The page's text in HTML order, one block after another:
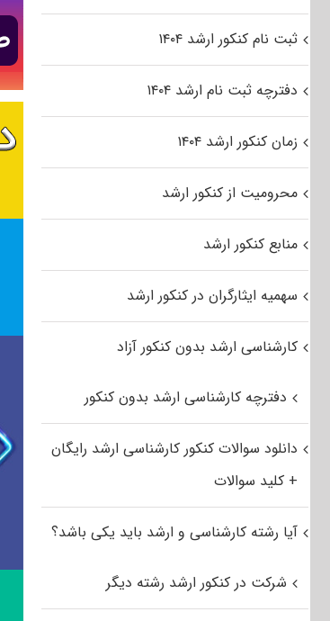
ثبت نام کنکور ارشد ۱۴۰۴
دفترچه ثبت نام ارشد ۱۴۰۴
زمان کنکور ارشد ۱۴۰۴
محرومیت از کنکور ارشد
منابع کنکور ارشد
سهمیه ایثارگران در کنکور ارشد
کارشناسی ارشد بدون کنکور آزاد
دفترچه کارشناسی ارشد بدون کنکور
دانلود سوالات کنکور کارشناسی ارشد رایگان
+ کلید سوالات
آیا رشته کارشناسی و ارشد باید یکی باشد؟
شرکت در کنکور ارشد رشته دیگر